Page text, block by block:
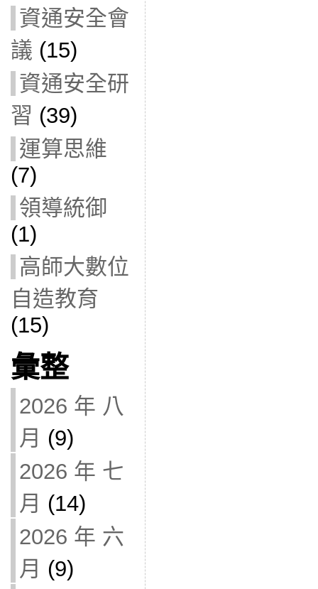
資通安全會
議 (15)
資通安全研
習 (39)
運算思維
(7)
領導統御
(1)
高師大數位
自造教育
(15)
彙整
2026 年 八
月 (9)
2026 年 七
月 (14)
2026 年 六
月 (9)